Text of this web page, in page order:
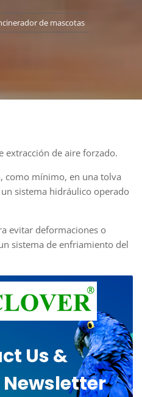
de mascotas
extracción de aire forzado.
como mínimo, en una tolva
sistema hidráulico operado
evitar deformaciones o
sistema de enfriamiento del
Us &